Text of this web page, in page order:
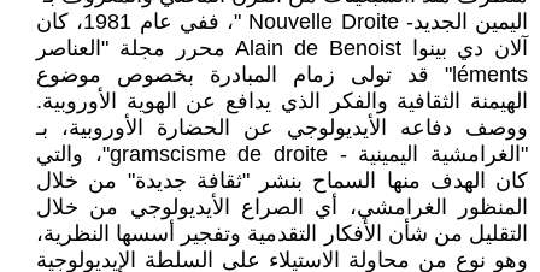
اليمين الجديد- Nouvelle Droite "، ففي عام 1981، كان
آلان دي بينوا Alain de Benoist محرر مجلة "العناصر
léments" قد تولى زمام المبادرة بخصوص موضوع
الهيمنة الثقافية والفكر الذي يدافع عن الهوية الأوروبية.
ووصف دفاعه الأيديولوجي عن الحضارة الأوروبية، بـ
"الغرامشية اليمينية - gramscisme de droite"، والتي
كان الهدف منها السماح بنشر "ثقافة جديدة" من خلال
المنظور الغرامشي، أي الصراع الأيديولوجي من خلال
التقليل من شأن الأفكار التقدمية وتفجير أسسها النظرية،
وهو نوع من محاولة الاستيلاء على السلطة الإيديولوجية